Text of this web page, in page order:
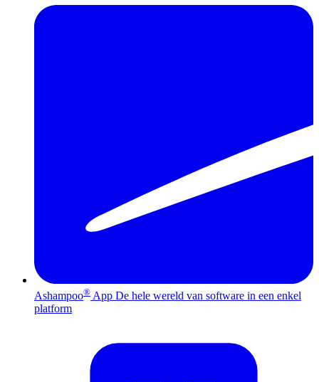
Ashampoo® App De hele wereld van software in een enkel
platform